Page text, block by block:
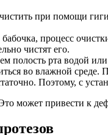
при помощи
процесс
чистят его.
полость рта водой
во влажной среде.
Поэтому, с
может привести к